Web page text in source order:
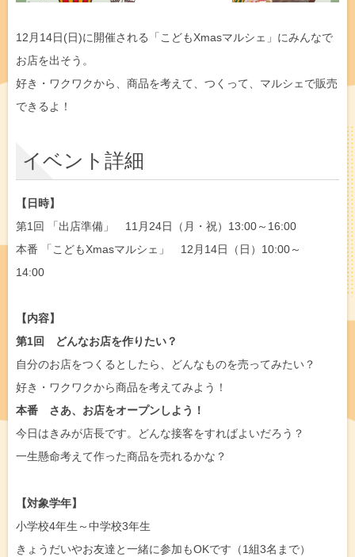
12月14日(日)に開催される「こどもXmasマルシェ」にみんなで
お店を出そう。
好き・ワクワクから、商品を考えて、つくって、マルシェで販売
できるよ！
イベント詳細
【日時】
第1回 「出店準備」 11月24日（月・祝）13:00～16:00
本番 「こどもXmasマルシェ」 12月14日（日）10:00～
14:00
【内容】
第1回 どんなお店を作りたい？
自分のお店をつくるとしたら、どんなものを売ってみたい？
好き・ワクワクから商品を考えてみよう！
本番 さあ、お店をオープンしよう！
今日はきみが店長です。どんな接客をすればよいだろう？
一生懸命考えて作った商品を売れるかな？
【対象学年】
小学校4年生～中学校3年生
きょうだいやお友達と一緒に参加もOKです（1組3名まで）